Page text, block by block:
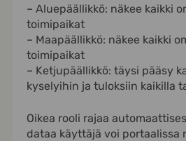
– Aluepäällikkö: näkee kaikki
toimipaikat
– Maapäällikkö: näkee kaikki
toimipaikat
– Ketjupäällikkö: täysi pääsy
kyselyihin ja tuloksiin kaikilla
Oikea rooli rajaa
dataa käyttäjä voi portaalissa